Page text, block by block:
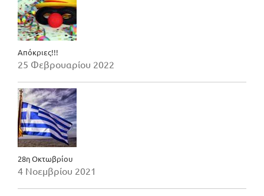
Απόκριες!!!
25 Φεβρουαρίου 2022
28η Οκτωβρίου
4 Νοεμβρίου 2021